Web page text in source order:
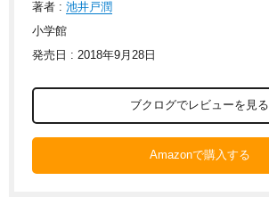
著者 : 池井戸潤
小学館
発売日 : 2018年9月28日
ブクログでレビューを見る
Amazonで購入する